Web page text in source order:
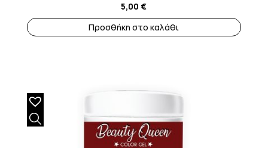
5,00€
Προσθήκη στο καλάθι